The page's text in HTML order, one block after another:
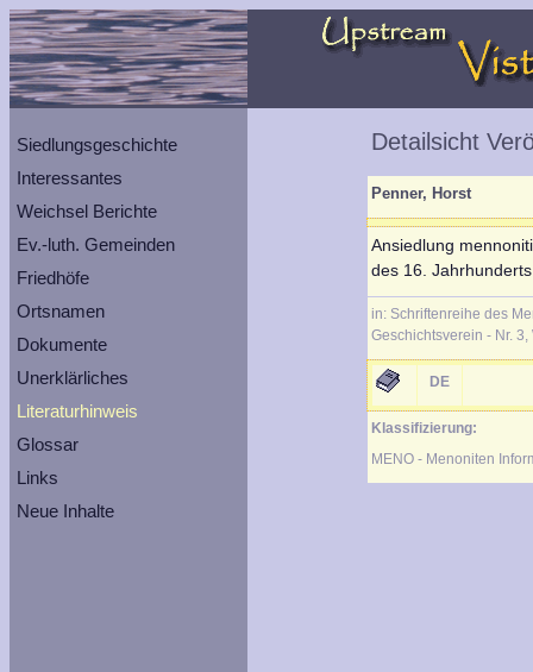
Siedlungsgeschichte
Interessantes
Weichsel Berichte
Ev.-luth. Gemeinden
Friedhöfe
Ortsnamen
Dokumente
Unerklärliches
Literaturhinweis
Glossar
Links
Neue Inhalte
Detailsicht
Penner, Horst
Ansiedlung
des 16.
in: Schriftenreihe des
Geschichtsverein - Nr.
DE
Klassifizierung:
MENO - Menoniten